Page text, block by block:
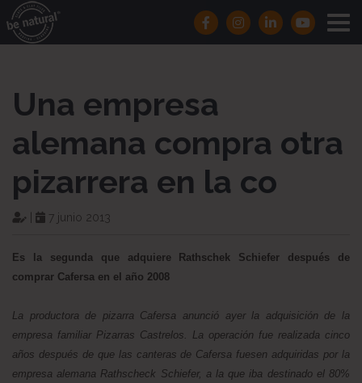
Una empresa
alemana compra otra
pizarrera en la co
7 junio 2013
Es la segunda que adquiere Rathschek Schiefer después de
comprar Cafersa en el año 2008
La productora de pizarra Cafersa anunció ayer la adquisición de la
empresa familiar Pizarras Castrelos. La operación fue realizada cinco
años después de que las canteras de Cafersa fuesen adquiridas por la
empresa alemana Rathscheck Schiefer, a la que iba destinado el 80%